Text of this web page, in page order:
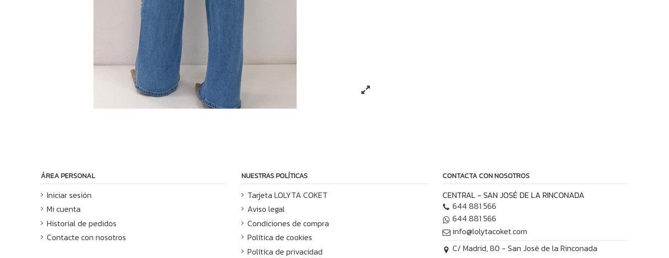
ÁREA PERSONAL
Iniciar sesión
Mi cuenta
Historial de pedidos
Contacte con nosotros
NUESTRAS POLÍTICAS
Tarjeta LOLYTA COKET
Aviso legal
Condiciones de compra
Política de cookies
Política de privacidad
CONTACTA CON NOSOTROS
CENTRAL - SAN JOSÉ DE LA RINCONADA
644 881 566
644 881 566
info@lolytacoket.com
C/ Madrid, 80 - San José de la Rinconada